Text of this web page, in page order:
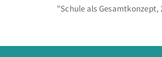
"Schule als